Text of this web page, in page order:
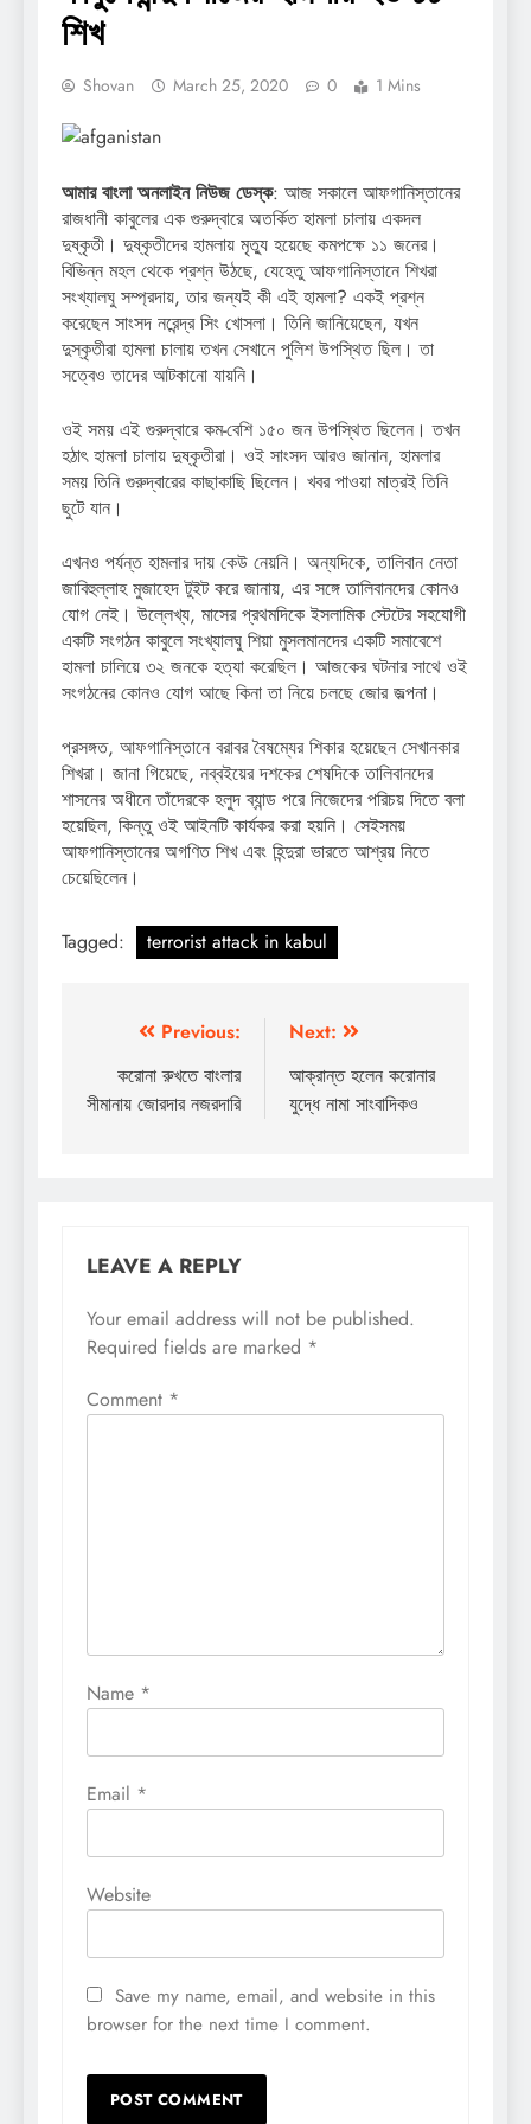
শিখ
Shovan March 25, 2020 0 1 Mins
আমার বাংলা অনলাইন নিউজ ডেস্ক: আজ সকালে আফগানিস্তানের
রাজধানী কাবুলের এক গুরুদ্বারে অতর্কিত হামলা চালায় একদল
দুষ্কৃতী। দুষ্কৃতীদের হামলায় মৃত্যু হয়েছে কমপক্ষে ১১ জনের।
বিভিন্ন মহল থেকে প্রশ্ন উঠছে, যেহেতু আফগানিস্তানে শিখরা
সংখ্যালঘু সম্প্রদায়, তার জন্যই কী এই হামলা? একই প্রশ্ন
করেছেন সাংসদ নরেন্দ্র সিং খোসলা। তিনি জানিয়েছেন, যখন
দুস্কৃতীরা হামলা চালায় তখন সেখানে পুলিশ উপস্থিত ছিল। তা
সত্বেও তাদের আটকানো যায়নি।
ওই সময় এই গুরুদ্বারে কম-বেশি ১৫০ জন উপস্থিত ছিলেন। তখন
হঠাৎ হামলা চালায় দুষ্কৃতীরা। ওই সাংসদ আরও জানান, হামলার
সময় তিনি গুরুদ্বারের কাছাকাছি ছিলেন। খবর পাওয়া মাত্রই তিনি
ছুটে যান।
এখনও পর্যন্ত হামলার দায় কেউ নেয়নি। অন্যদিকে, তালিবান নেতা
জাবিহুল্লাহ মুজাহেদ টুইট করে জানায়, এর সঙ্গে তালিবানদের কোনও
যোগ নেই। উল্লেখ্য, মাসের প্রথমদিকে ইসলামিক স্টেটের সহযোগী
একটি সংগঠন কাবুলে সংখ্যালঘু শিয়া মুসলমানদের একটি সমাবেশে
হামলা চালিয়ে ৩২ জনকে হত্যা করেছিল। আজকের ঘটনার সাথে ওই
সংগঠনের কোনও যোগ আছে কিনা তা নিয়ে চলছে জোর জল্পনা।
প্রসঙ্গত, আফগানিস্তানে বরাবর বৈষম্যের শিকার হয়েছেন সেখানকার
শিখরা। জানা গিয়েছে, নব্বইয়ের দশকের শেষদিকে তালিবানদের
শাসনের অধীনে তাঁদেরকে হলুদ ব্যান্ড পরে নিজেদের পরিচয় দিতে বলা
হয়েছিল, কিন্তু ওই আইনটি কার্যকর করা হয়নি। সেইসময়
আফগানিস্তানের অগণিত শিখ এবং হিন্দুরা ভারতে আশ্রয় নিতে
চেয়েছিলেন।
Tagged: terrorist attack in kabul
navigation
Previous:
করোনা রুখতে বাংলার
সীমানায় জোরদার নজরদারি
Next:
আক্রান্ত হলেন করোনার
যুদ্ধে নামা সাংবাদিকও
LEAVE A REPLY
Your email address will not be published.
Required fields are marked *
Comment *
Name *
Email *
Website
Save my name, email, and website in this
browser for the next time I comment.